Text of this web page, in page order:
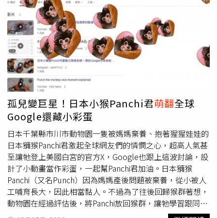
這就是傳說中的櫻花味羊肉爐」，紛紛被羊群貪吃的超萌模
樣融化。同時也有不少人擔心羊吃櫻花瓣有礙健康，對此，
清境農場指出，羊隻是草食性動物，在自然食物鏈中，屬於
初級消費者，主要食物是牧草還有其他植物，其他植物就包
括嫩葉和花瓣，網友拍到羊吃櫻花的葉子花瓣，數量僅屬零
星啃食，並不會對其生理機能造成危害。另外，清境農場經
數日觀察後，這些羊健康良好，活動力也很好，請大家不用
擔心。場方也歡迎以符合場方規定的方式餵食綿羊，但呼籲
不要餵食自帶的草料，至於場方販售的飼料，都經過營養設
計配方，則可安心餵食。
孤兒變巨星！日本小猴Panchi君萌翻全球
Google還藏小彩蛋
日本千葉縣市川市動物園一隻被媽媽棄養、抱著猩猩娃娃的
日本獼猴Panchi君激起全球網友們的憐憫之心，超高人氣甚
至讓牠登上美國白宮的官方X，Google也跟上這波討論，設
計了小動畫當作彩蛋，一起幫Panchi君加油。日本獼猴
Panchi（又名Punch）因為媽媽產後問題被棄養，從小被人
工哺育長大，因此相當黏人。不過為了往後回歸猴群著想，
動物園在經過評估後，將Panchi放回猴群，讓牠學習跟同類
相處，因為小猴子需要安全感的習性，園方選了一隻猩猩娃